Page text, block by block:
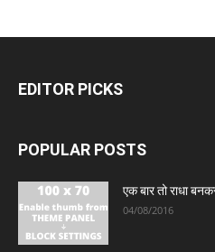
EDITOR PICKS
POPULAR POSTS
एक बार तो राधा
04/08/2016